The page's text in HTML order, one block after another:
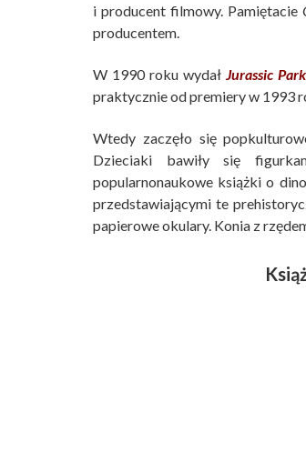
i producent filmowy. Pamiętacie
producentem.
W 1990 roku wydał Jurassic
praktycznie od premiery w 1993
Wtedy zaczęło się
Dzieciaki bawiły się
popularnonaukowe książki o
przedstawiającymi te
papierowe okulary. Konia z